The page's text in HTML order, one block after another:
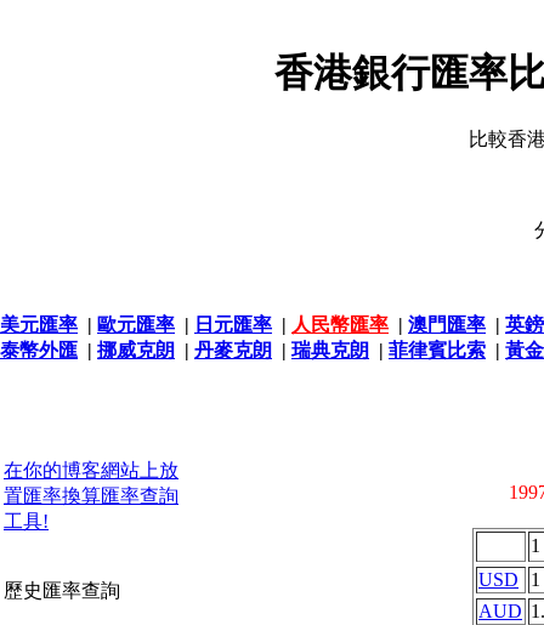
香港銀行匯率
比較香
美元匯率 | 歐元匯率 | 日元匯率 | 人民幣匯率 | 澳門匯率 | 英
泰幣外匯 | 挪威克朗 | 丹麥克朗 | 瑞典克朗 | 菲律賓比索 | 黃
在你的博客網站上放
置匯率換算匯率查詢
工具!
歷史匯率查詢
1
USD
1
AUD